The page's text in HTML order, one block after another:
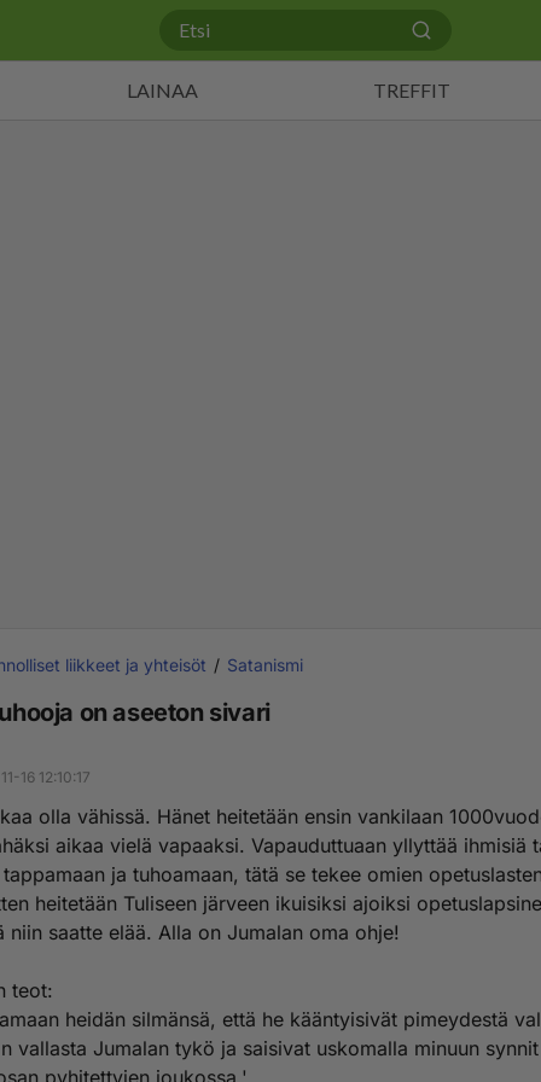
LAINAA TREFFIT
liikkeet ja yhteisöt Satanismi
on aseeton sivari
16 12:10:17
olla vähissä. Hänet heitetään ensin vankilaan
aikaa vielä vapaaksi. Vapauduttuaan yllyttää ihmisiä
ja tuhoamaan, tätä se tekee omien
heitetään Tuliseen järveen ikuisiksi ajoiksi
niin saatte elää. Alla on Jumalan oma ohje!
teot:
heidän silmänsä, että he kääntyisivät pimeydestä
vallasta Jumalan tykö ja saisivat uskomalla minuun
pyhitettyjen joukossa.'